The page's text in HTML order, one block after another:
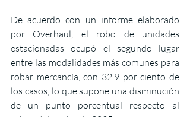
De acuerdo con un informe elaborado
por Overhaul, el robo de unidades
estacionadas ocupó el segundo lugar
entre las modalidades más comunes para
robar mercancía, con 32.9 por ciento de
los casos, lo que supone una disminución
de un punto porcentual respecto al